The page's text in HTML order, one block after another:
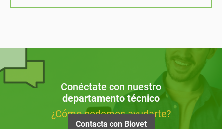
Conéctate con nuestro
departamento técnico
¿Cómo podemos ayudarte?
Contacta con Biovet